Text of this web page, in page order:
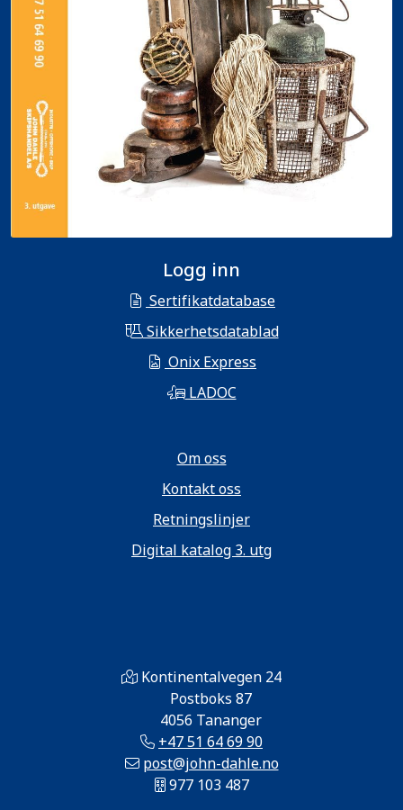
Logg inn
Sertifikatdatabase
Sikkerhetsdatablad
Onix Express
LADOC
Om oss
Kontakt oss
Retningslinjer
Digital katalog 3. utg
Kontinentalvegen 24
Postboks 87
4056 Tananger
+47 51 64 69 90
post@john-dahle.no
977 103 487